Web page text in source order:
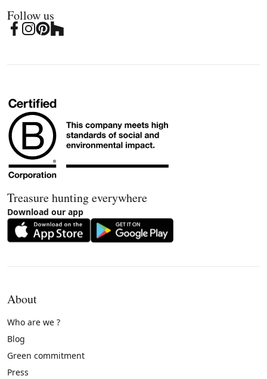
Follow us
Treasure hunting everywhere
Download our app
About
Who are we ?
Blog
Green commitment
Press